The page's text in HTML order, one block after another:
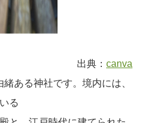
出典：canva
ある神社です。境内には、
る